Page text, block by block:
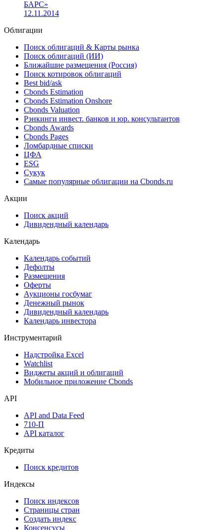
листинга облигации «СБ банка» серии БО-02
03.02.2015
и проспект биржевых облигаций СБ Банка и банка «АК
12.11.2014
Облигации
Поиск облигаций & Карты рынка
Поиск облигаций (ИИ)
Ближайшие размещения (Россия)
Поиск котировок облигаций
Best bid/ask
Cbonds Estimation
Cbonds Estimation Onshore
Cbonds Valuation
Рэнкинги инвест. банков и юр. консультантов
Cbonds Awards
Cbonds Pages
Ломбардные списки
ESG
Самые популярные облигации на Cbonds.ru
Дивидендный календарь
Календарь
Календарь событий
Дефолты
Размещения
Оферты
Аукционы госбумаг
Денежный рынок
Календарь инвестора
Инструментарий
Надстройка Excel
Мобильное приложение Cbonds
API
API and Data Feed
API каталог
Кредиты
Поиск кредитов
Индексы